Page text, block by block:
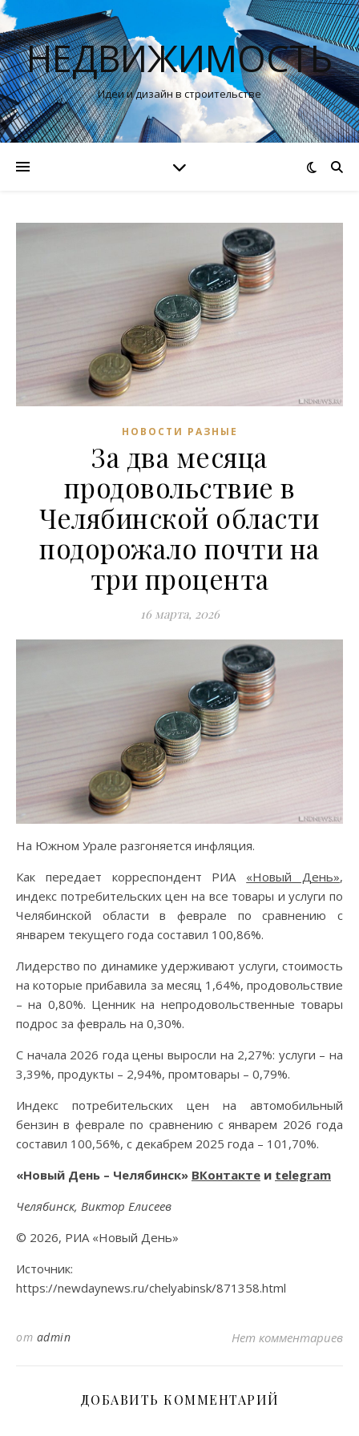
НЕДВИЖИМОСТЬ
Идеи и дизайн в строительстве
НОВОСТИ РАЗНЫЕ
За два месяца
продовольствие в
Челябинской области
подорожало почти на
три процента
16 марта, 2026
На Южном Урале разгоняется инфляция.
Как передает корреспондент РИА «Новый День»,
индекс потребительских цен на все товары и услуги по
Челябинской области в феврале по сравнению с
январем текущего года составил 100,86%.
Лидерство по динамике удерживают услуги, стоимость
на которые прибавила за месяц 1,64%, продовольствие
– на 0,80%. Ценник на непродовольственные товары
подрос за февраль на 0,30%.
С начала 2026 года цены выросли на 2,27%: услуги – на
3,39%, продукты – 2,94%, промтовары – 0,79%.
Индекс потребительских цен на автомобильный
бензин в феврале по сравнению с январем 2026 года
составил 100,56%, с декабрем 2025 года – 101,70%.
«Новый День – Челябинск» ВКонтакте и telegram
Челябинск, Виктор Елисеев
© 2026, РИА «Новый День»
Источник:
https://newdaynews.ru/chelyabinsk/871358.html
от admin Нет комментариев
ДОБАВИТЬ КОММЕНТАРИЙ